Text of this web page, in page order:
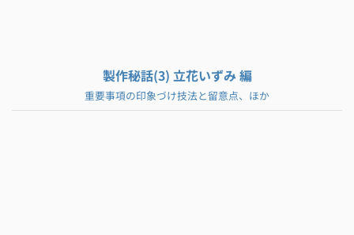
製作秘話(3) 立花いずみ 編
重要事項の印象づけ技法と留意点、ほか